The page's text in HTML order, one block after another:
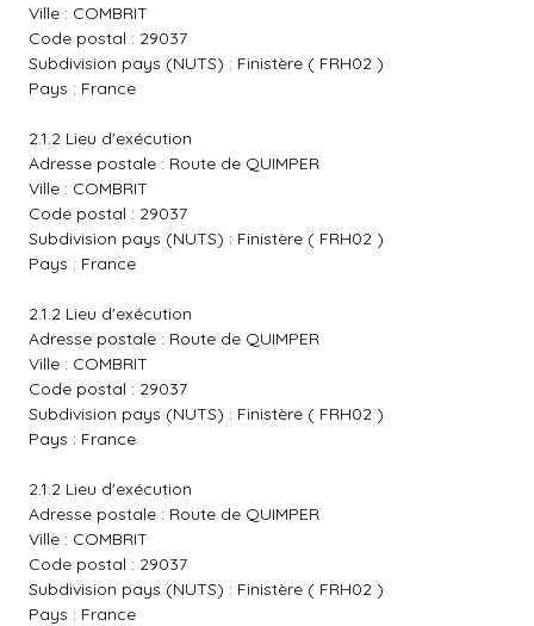
Ville : COMBRIT
Code postal : 29037
Subdivision pays (NUTS) : Finistère ( FRH02 )
Pays : France
2.1.2 Lieu d'exécution
Adresse postale : Route de QUIMPER
Ville : COMBRIT
Code postal : 29037
Subdivision pays (NUTS) : Finistère ( FRH02 )
Pays : France
2.1.2 Lieu d'exécution
Adresse postale : Route de QUIMPER
Ville : COMBRIT
Code postal : 29037
Subdivision pays (NUTS) : Finistère ( FRH02 )
Pays : France
2.1.2 Lieu d'exécution
Adresse postale : Route de QUIMPER
Ville : COMBRIT
Code postal : 29037
Subdivision pays (NUTS) : Finistère ( FRH02 )
Pays : France